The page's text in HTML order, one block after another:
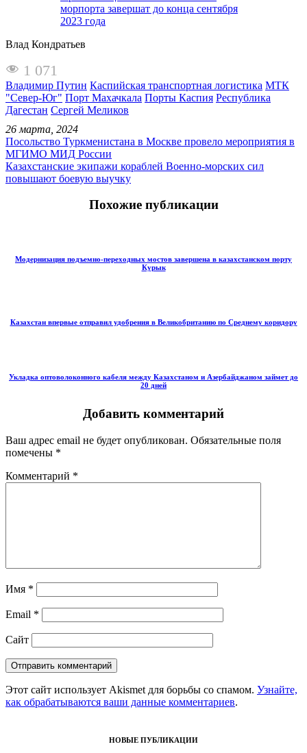
морпорта завершат до конца сентября
2023 года
Влад Кондратьев
1 071
Владимир Путин Каспийская транспортная логистика МТК
"Север-Юг" Порт Махачкала Порты Каспия Республика
Дагестан Сергей Меликов
26 марта, 2024
Посольство Туркменистана в Москве провело мероприятия в
МГИМО МИД России
Казахстанские экипажи кораблей Военно-морских сил
повышают боевую выучку
Похожие публикации
Модернизация подъемно-переходных мостов завершена в казахстанском порту
Курык
Казахстан впервые отправил удобрения в Великобританию по Среднему коридору
Укладка оптоволоконного кабеля между Казахстаном и Азербайджаном займет до
20 дней
Добавить комментарий
Ваш адрес email не будет опубликован. Обязательные поля
помечены *
Комментарий *
Имя *
Email *
Сайт
Этот сайт использует Akismet для борьбы со спамом. Узнайте,
как обрабатываются ваши данные комментариев.
НОВЫЕ ПУБЛИКАЦИИ